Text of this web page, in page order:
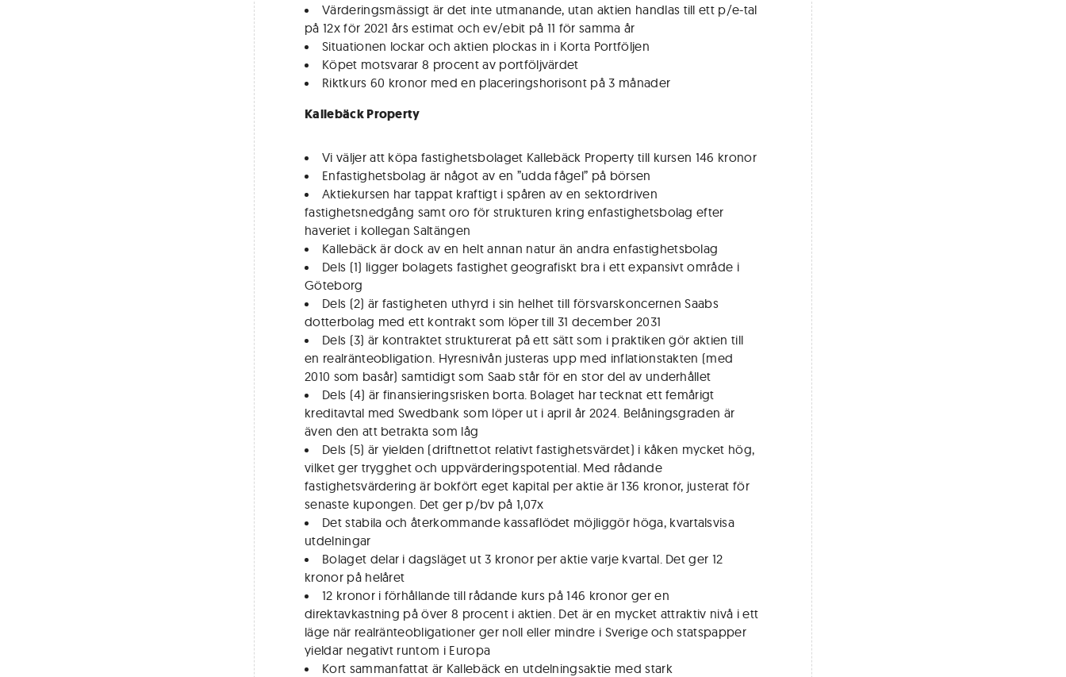
Värderingsmässigt är det inte utmanande, utan aktien handlas till ett p/e-tal
på 12x för 2021 års estimat och ev/ebit på 11 för samma år
Situationen lockar och aktien plockas in i Korta Portföljen
Köpet motsvarar 8 procent av portföljvärdet
Riktkurs 60 kronor med en placeringshorisont på 3 månader
Kallebäck Property
Vi väljer att köpa fastighetsbolaget Kallebäck Property till kursen 146 kronor
Enfastighetsbolag är något av en ”udda fågel” på börsen
Aktiekursen har tappat kraftigt i spåren av en sektordriven
fastighetsnedgång samt oro för strukturen kring enfastighetsbolag efter
haveriet i kollegan Saltängen
Kallebäck är dock av en helt annan natur än andra enfastighetsbolag
Dels (1) ligger bolagets fastighet geografiskt bra i ett expansivt område i
Göteborg
Dels (2) är fastigheten uthyrd i sin helhet till försvarskoncernen Saabs
dotterbolag med ett kontrakt som löper till 31 december 2031
Dels (3) är kontraktet strukturerat på ett sätt som i praktiken gör aktien till
en realränteobligation. Hyresnivån justeras upp med inflationstakten (med
2010 som basår) samtidigt som Saab står för en stor del av underhållet
Dels (4) är finansieringsrisken borta. Bolaget har tecknat ett femårigt
kreditavtal med Swedbank som löper ut i april år 2024. Belåningsgraden är
även den att betrakta som låg
Dels (5) är yielden (driftnettot relativt fastighetsvärdet) i kåken mycket hög,
vilket ger trygghet och uppvärderingspotential. Med rådande
fastighetsvärdering är bokfört eget kapital per aktie är 136 kronor, justerat för
senaste kupongen. Det ger p/bv på 1,07x
Det stabila och återkommande kassaflödet möjliggör höga, kvartalsvisa
utdelningar
Bolaget delar i dagsläget ut 3 kronor per aktie varje kvartal. Det ger 12
kronor på helåret
12 kronor i förhållande till rådande kurs på 146 kronor ger en
direktavkastning på över 8 procent i aktien. Det är en mycket attraktiv nivå i ett
läge när realränteobligationer ger noll eller mindre i Sverige och statspapper
yieldar negativt runtom i Europa
Kort sammanfattat är Kallebäck en utdelningsaktie med stark